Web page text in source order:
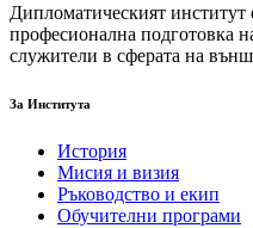
Дипломатическият институт
професионална подготовка
служители в сферата на
За Института
История
Мисия и визия
Ръководство и екип
Обучителни програми